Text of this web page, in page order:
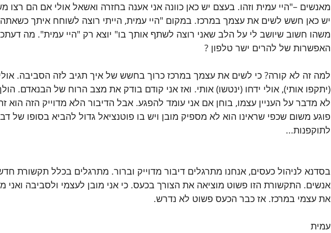
מאנשים –"היי עמית וזהו. בעצם יש כאן כוונה אני אענה בחזרה ואשאל אולי אם הם רצו
יש כאן חשש לשים את עצמך במרכז. במקום "היי עמית, הייתי רוצה לשוחח איתך כשאתה
משהו חשוב שיושב לי על הלב שאני רוצה לשתף אותך בו" יוצא רק "היי עמית". מה
האפשרות של להרים ישר טלפון ?
למה זה לא קורה? כי לשים את עצמך במרכז כרוך בחשש של איך תגיב לזה הסביבה. אולי
(יתקפו אותי), אולי ידחו (ינטשו) אותי. ואז אני קודם בודק את מצב הרוח של הבנאדם.
לא מדבר על העניין עצמו, בוחן אם אני עומד להפגע. אבל הדיבור הלא מדוייק הזה הוא
פוגע משום שכפי שראינו הוא לא מספיק מובן ויש בו פוטנציאל גדול להביא בסופו של
לתוקפנות...
בסדנא לניהול כעסים, אנחנו מתרגלים דיבור מדוייק וברור. מתרגלים בכלל תקשורת
אנשים. התקשורת הזו פשוט מוציאה את הצורך בכעס. כי אני מובן לעצמי ולסביבה ואני
את עצמי במרכז. אז כבר הכעס פשוט לא נדרש.
עמית